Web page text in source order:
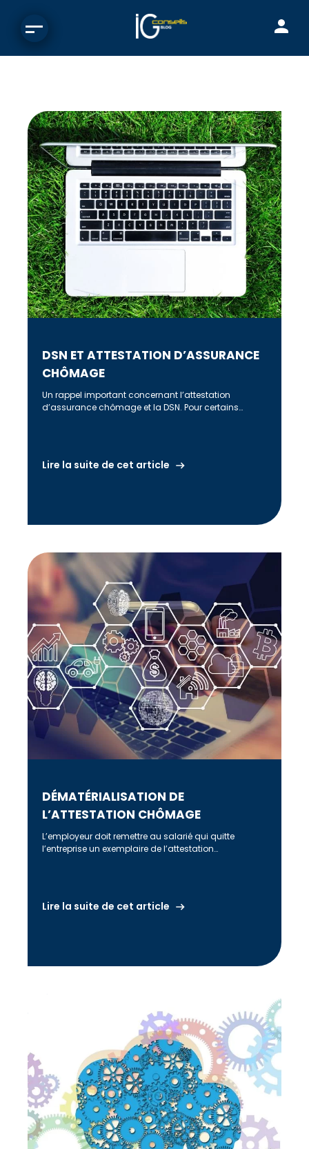
DSN ET ATTESTATION D’ASSURANCE
CHÔMAGE
Un rappel important concernant l’attestation
d’assurance chômage et la DSN. Pour certains
Lire la suite de cet article
DÉMATÉRIALISATION DE
L’ATTESTATION CHÔMAGE
L’employeur doit remettre au salarié qui quitte
l’entreprise un exemplaire de l’attestation
Lire la suite de cet article